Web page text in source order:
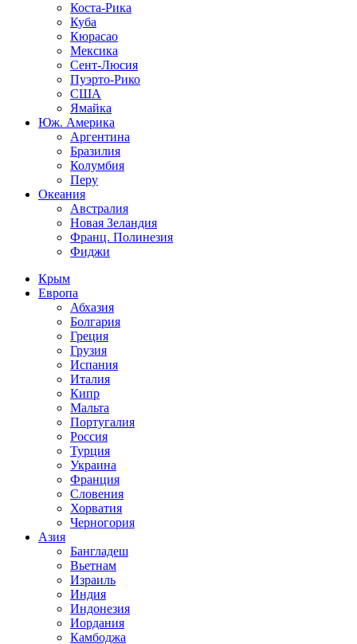
Коста-Рика
Куба
Кюрасао
Мексика
Сент-Люсия
Пуэрто-Рико
США
Ямайка
Юж. Америка
Аргентина
Бразилия
Колумбия
Перу
Океания
Австралия
Новая Зеландия
Франц. Полинезия
Фиджи
Крым
Европа
Абхазия
Болгария
Греция
Грузия
Испания
Италия
Кипр
Мальта
Португалия
Россия
Турция
Украина
Франция
Словения
Хорватия
Черногория
Азия
Бангладеш
Вьетнам
Израиль
Индия
Индонезия
Иордания
Камбоджа